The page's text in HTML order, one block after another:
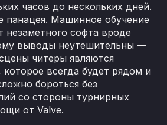
часов до нескольких дней.
панацея. Машинное обучение
незаметного софта вроде
выводы неутешительны —
читеры являются
всегда будет рядом и
бороться без
со стороны турнирных
от Valve.